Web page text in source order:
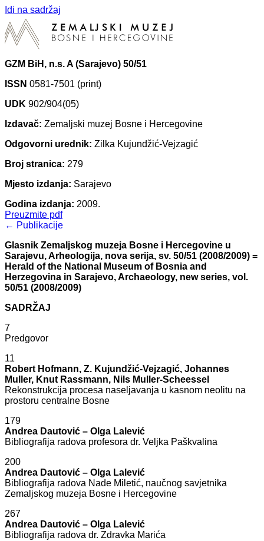
Idi na sadržaj
GZM BiH, n.s. A (Sarajevo) 50/51
ISSN 0581-7501 (print)
UDK 902/904(05)
Izdavač: Zemaljski muzej Bosne i Hercegovine
Odgovorni urednik: Zilka Kujundžić-Vejzagić
Broj stranica: 279
Mjesto izdanja: Sarajevo
Godina izdanja: 2009.
Preuzmite pdf
← Publikacije
Glasnik Zemaljskog muzeja Bosne i Hercegovine u
Sarajevu, Arheologija, nova serija, sv. 50/51 (2008/2009) =
Herald of the National Museum of Bosnia and
Herzegovina in Sarajevo, Archaeology, new series, vol.
50/51 (2008/2009)
SADRŽAJ
7
Predgovor
11
Robert Hofmann, Z. Kujundžić-Vejzagić, Johannes
Muller, Knut Rassmann, Nils Muller-Scheessel
Rekonstrukcija procesa naseljavanja u kasnom neolitu na
prostoru centralne Bosne
179
Andrea Dautović – Olga Lalević
Bibliografija radova profesora dr. Veljka Paškvalina
200
Andrea Dautović – Olga Lalević
Bibliografija radova Nade Miletić, naučnog savjetnika
Zemaljskog muzeja Bosne i Hercegovine
267
Andrea Dautović – Olga Lalević
Bibliografija radova dr. Zdravka Marića